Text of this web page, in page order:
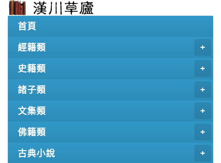
首頁
經籍類
史籍類
諸子類
文集類
佛籍類
古典小說